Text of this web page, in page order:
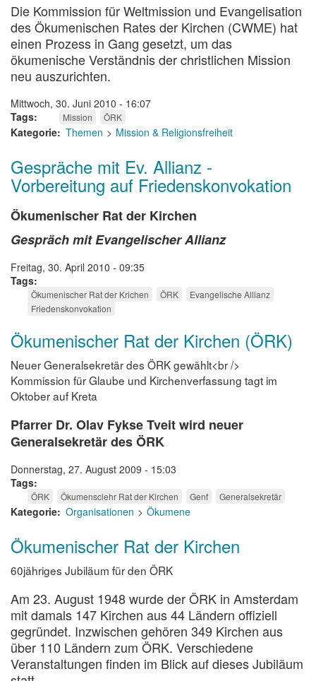
Die Kommission für Weltmission und Evangelisation
des Ökumenischen Rates der Kirchen (CWME) hat
einen Prozess in Gang gesetzt, um das
ökumenische Verständnis der christlichen Mission
neu auszurichten.
Mittwoch, 30. Juni 2010 - 16:07
Tags
Mission ÖRK
Kategorie Themen Mission & Religionsfreiheit
Gespräche mit Ev. Allianz -
Vorbereitung auf Friedenskonvokation
Ökumenischer Rat der Kirchen
Gespräch mit Evangelischer Allianz
Freitag, 30. April 2010 - 09:35
Tags
Ökumenischer Rat der Krichen ÖRK
Evangelische Allianz
Friedenskonvokation
Ökumenischer Rat der Kirchen (ÖRK)
Neuer Generalsekretär des ÖRK gewählt<br />
Kommission für Glaube und Kirchenverfassung tagt im
Oktober auf Kreta
Pfarrer Dr. Olav Fykse Tveit wird neuer
Generalsekretär des ÖRK
Donnerstag, 27. August 2009 - 15:03
Tags
ÖRK Ökumensciehr Rat der Kirchen Genf Generalsekretär
Kategorie Organisationen Ökumene
Ökumenischer Rat der Kirchen
60jähriges Jubiläum für den ÖRK
Am 23. August 1948 wurde der ÖRK in Amsterdam
mit damals 147 Kirchen aus 44 Ländern offiziell
gegründet. Inzwischen gehören 349 Kirchen aus
über 110 Ländern zum ÖRK. Verschiedene
Veranstaltungen finden im Blick auf dieses Jubiläum